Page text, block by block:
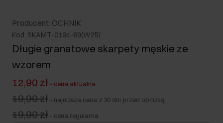
Producent: OCHNIK
Kod: SKAMT-0194-69(W25)
Długie granatowe skarpety męskie ze
wzorem
12,90 zł - cena aktualna
19,90 zł - najniższa cena z 30 dni przed obniżką
19,90 zł - cena regularna